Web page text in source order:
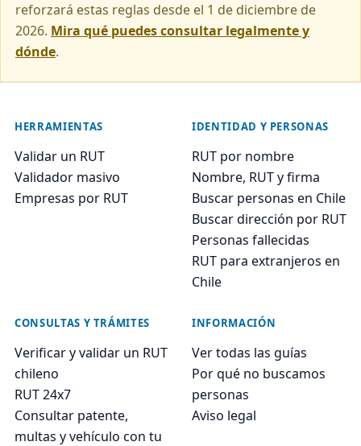
reforzará estas reglas desde el 1 de diciembre de
2026. Mira qué puedes consultar legalmente y
dónde.
HERRAMIENTAS
Validar un RUT
Validador masivo
Empresas por RUT
IDENTIDAD Y PERSONAS
RUT por nombre
Nombre, RUT y firma
Buscar personas en Chile
Buscar dirección por RUT
Personas fallecidas
RUT para extranjeros en
Chile
CONSULTAS Y TRÁMITES
Verificar y validar un RUT
chileno
RUT 24x7
Consultar patente,
multas y vehículo con tu
INFORMACIÓN
Ver todas las guías
Por qué no buscamos
personas
Aviso legal